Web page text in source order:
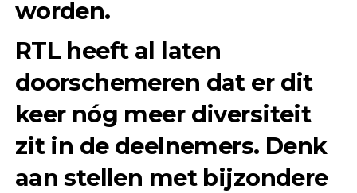
worden.
RTL heeft al laten
doorschemeren dat er dit
keer nóg meer diversiteit
zit in de deelnemers. Denk
aan stellen met bijzondere